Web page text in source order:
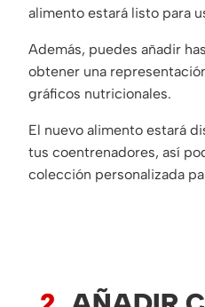
alimento estará listo para
Además, puedes añadir
obtener una
gráficos nutricionales.
El nuevo alimento estará
tus coentrenadores, así
colección personalizada